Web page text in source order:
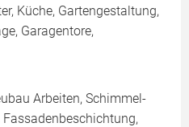
Küche, Gartengestaltung,
Garagentore,
Arbeiten, Schimmel-